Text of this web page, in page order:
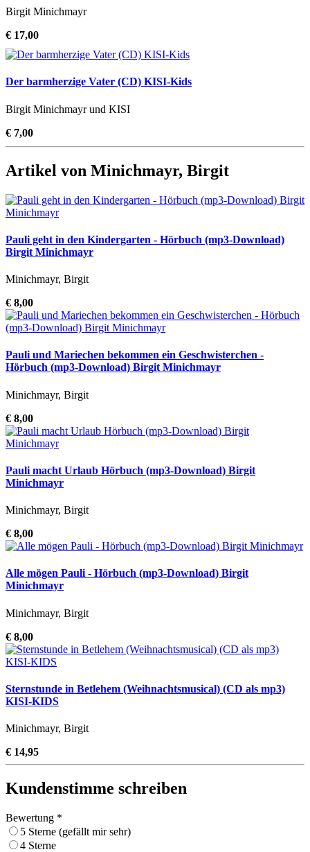
Birgit Minichmayr
€ 17,00
Der barmherzige Vater (CD) KISI-Kids
Birgit Minichmayr und KISI
€ 7,00
Artikel von Minichmayr, Birgit
Pauli geht in den Kindergarten - Hörbuch (mp3-Download)
Birgit Minichmayr
Minichmayr, Birgit
€ 8,00
Pauli und Mariechen bekommen ein Geschwisterchen -
Hörbuch (mp3-Download) Birgit Minichmayr
Minichmayr, Birgit
€ 8,00
Pauli macht Urlaub Hörbuch (mp3-Download) Birgit
Minichmayr
Minichmayr, Birgit
€ 8,00
Alle mögen Pauli - Hörbuch (mp3-Download) Birgit
Minichmayr
Minichmayr, Birgit
€ 8,00
Sternstunde in Betlehem (Weihnachtsmusical) (CD als mp3)
KISI-KIDS
Minichmayr, Birgit
€ 14,95
Kundenstimme schreiben
Bewertung *
5 Sterne (gefällt mir sehr)
4 Sterne